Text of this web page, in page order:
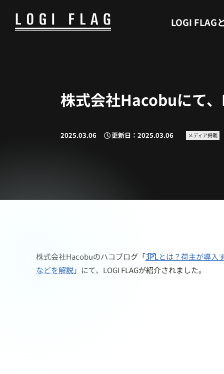
LOGI FLAG
株式会社Hacobuにて
2025.03.06 更新日：2025.03.06 メディア掲載
株式会社Hacobuのハコブログ「3PLとは？荷主が導入
などを解説」にて、LOGI FLAGが紹介されました。